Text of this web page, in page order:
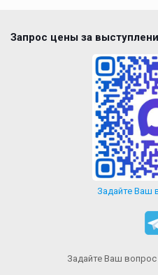
Запрос цены за
Задайте Ваш
Задайте Ваш вопрос